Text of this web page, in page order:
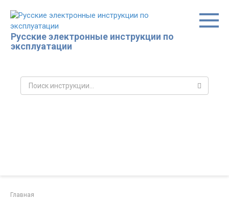
контенту
Русские электронные инструкции по
эксплуатации
Поиск:
Главная